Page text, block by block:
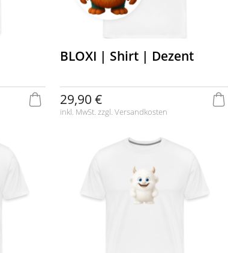
BLOXI | Shirt | Dezent
29,90 €
inkl. MwSt. zzgl. Versandkosten